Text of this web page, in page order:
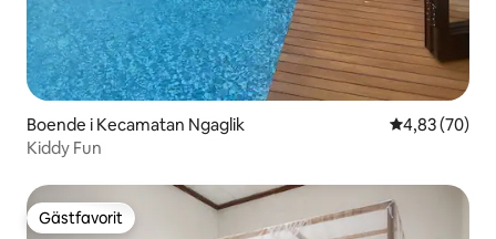
Boende i Kecamatan Ngaglik 4,83 av 5 i
4,83 (70)
Kiddy Fun
Gästfavorit
Gästfavorit